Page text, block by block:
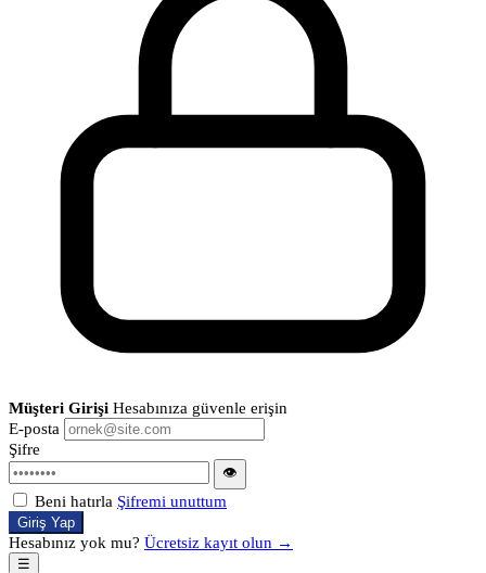
Müşteri Girişi Hesabınıza güvenle erişin
E-posta
Şifre
👁
Beni hatırla Şifremi unuttum
Giriş Yap
Hesabınız yok mu? Ücretsiz kayıt olun →
☰